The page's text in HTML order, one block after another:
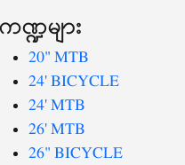
ကဏ္ဍများ
20" MTB
24' BICYCLE
24' MTB
26' MTB
26" BICYCLE